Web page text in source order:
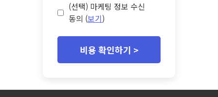
(선택) 마케팅 정보 수신
동의 (보기)
비용 확인하기 >